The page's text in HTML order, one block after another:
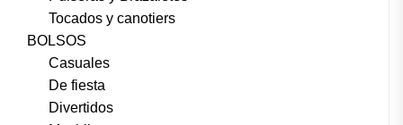
Tocados y canotiers
BOLSOS
Casuales
De fiesta
Divertidos